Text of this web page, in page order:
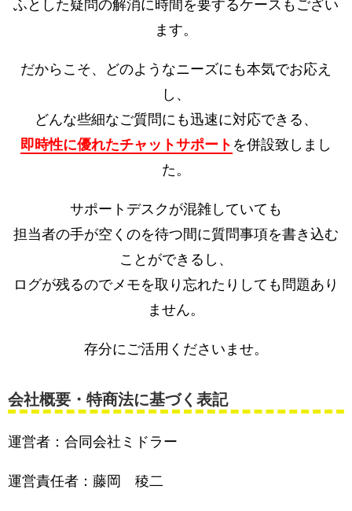
ふとした疑問の解消に時間を要するケースもござい
ます。
だからこそ、どのようなニーズにも本気でお応え
し、
どんな些細なご質問にも迅速に対応できる、
即時性に優れたチャットサポート を併設致しまし
た。
サポートデスクが混雑していても
担当者の手が空くのを待つ間に質問事項を書き込む
ことができるし、
ログが残るのでメモを取り忘れたりしても問題あり
ません。
存分にご活用くださいませ。
会社概要・特商法に基づく表記
運営者：合同会社ミドラー
運営責任者：藤岡 稜二